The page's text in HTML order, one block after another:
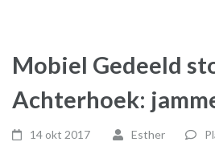
Mobiel Gedeeld
Achterhoek:
14 okt 2017 Esther